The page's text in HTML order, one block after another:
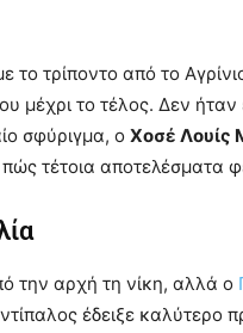
το τρίποντο από το
μέχρι το τέλος. Δεν
σφύριγμα, ο Χοσέ Λουίς
τέτοια αποτελέσματα
την αρχή τη νίκη, αλλά ο
έδειξε καλύτερο